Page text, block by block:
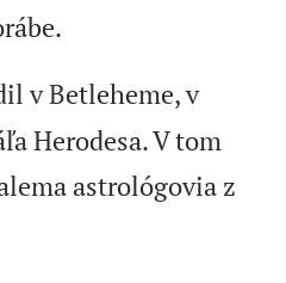
v Betleheme, v
Herodesa. V tom
astrológovia z